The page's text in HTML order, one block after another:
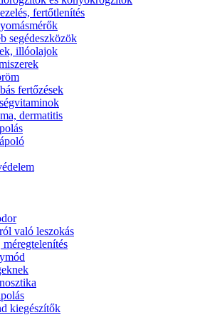
fertőtlenítés
segédeszközök
illóolajok
fertőzések
dermatitis
való leszokás
kiegészítők